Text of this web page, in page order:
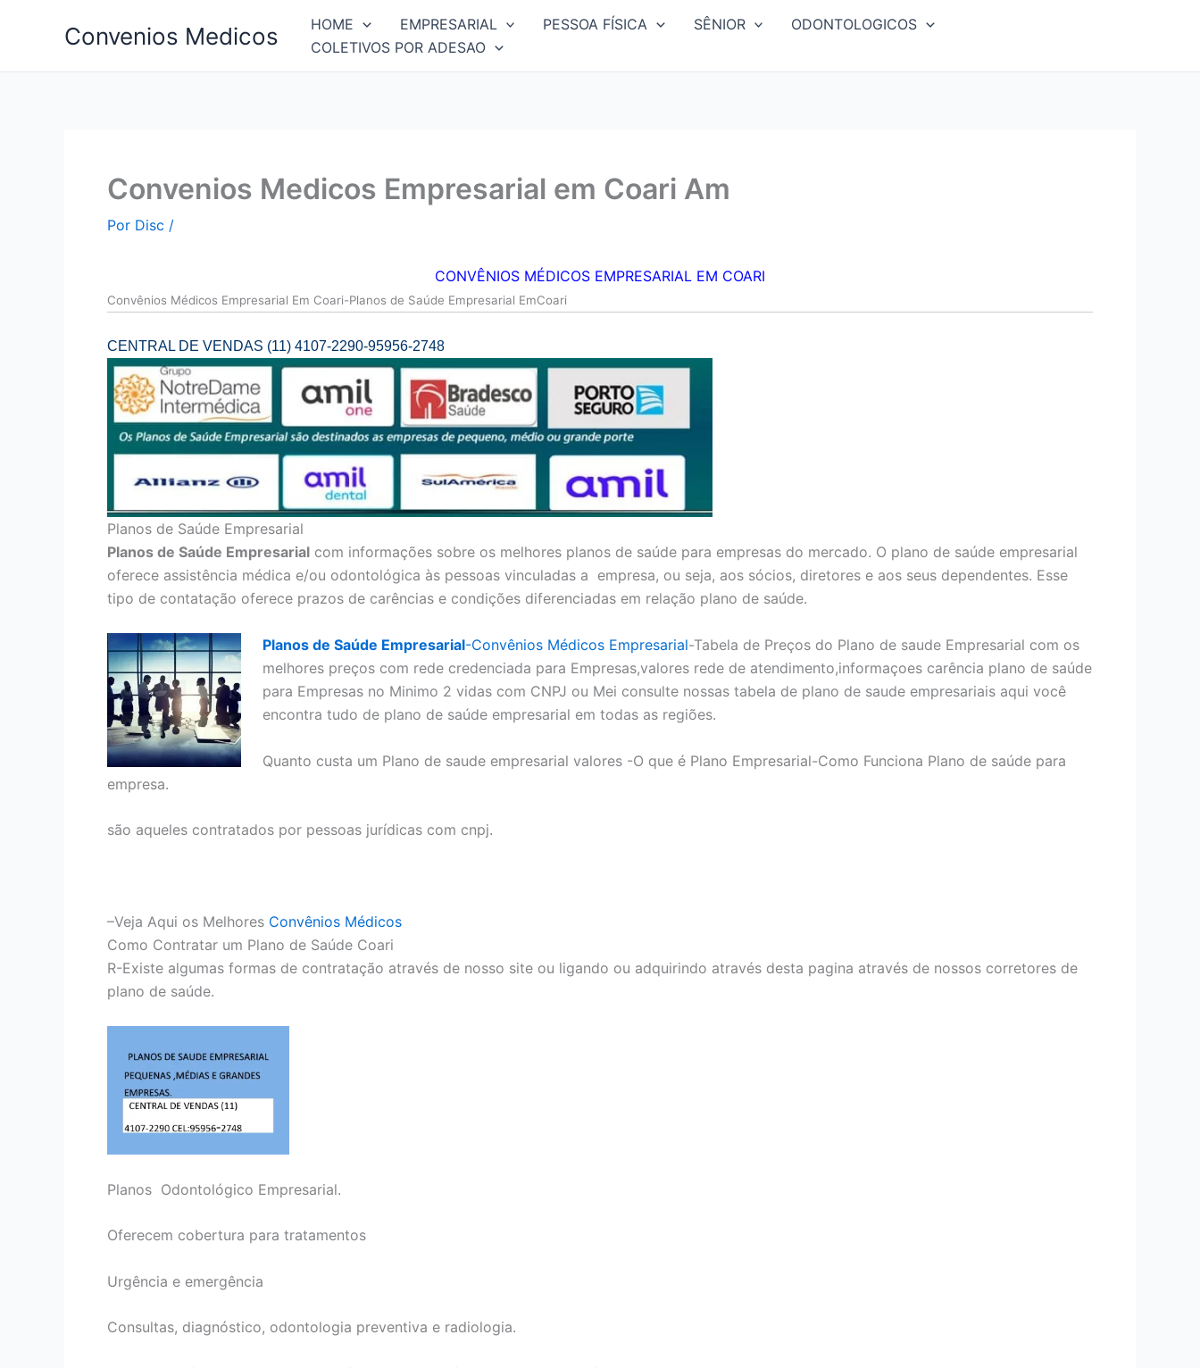
Convenios Medicos HOME EMPRESARIAL PESSOA FÍSICA SÊNIOR
ODONTOLOGICOS
COLETIVOS POR ADESAO
Convenios Medicos Empresarial em Coari Am
Por Disc /
CONVÊNIOS MÉDICOS EMPRESARIAL EM COARI
Convênios Médicos Empresarial Em Coari-Planos de Saúde Empresarial EmCoari
CENTRAL DE VENDAS (11) 4107-2290-95956-2748
Planos de Saúde Empresarial
Planos de Saúde Empresarial com informações sobre os melhores planos de saúde para empresas do mercado. O plano de saúde empresarial
oferece assistência médica e/ou odontológica às pessoas vinculadas a empresa, ou seja, aos sócios, diretores e aos seus dependentes. Esse
tipo de contatação oferece prazos de carências e condições diferenciadas em relação plano de saúde.
Planos de Saúde Empresarial-Convênios Médicos Empresarial-Tabela de Preços do Plano de saude Empresarial com os
melhores preços com rede credenciada para Empresas,valores rede de atendimento,informaçoes carência plano de saúde
para Empresas no Minimo 2 vidas com CNPJ ou Mei consulte nossas tabela de plano de saude empresariais aqui você
encontra tudo de plano de saúde empresarial em todas as regiões.
Quanto custa um Plano de saude empresarial valores -O que é Plano Empresarial-Como Funciona Plano de saúde para
empresa.
são aqueles contratados por pessoas jurídicas com cnpj.
–Veja Aqui os Melhores Convênios Médicos
Como Contratar um Plano de Saúde Coari
R-Existe algumas formas de contratação através de nosso site ou ligando ou adquirindo através desta pagina através de nossos corretores de
plano de saúde.
Planos Odontológico Empresarial.
Oferecem cobertura para tratamentos
Urgência e emergência
Consultas, diagnóstico, odontologia preventiva e radiologia.